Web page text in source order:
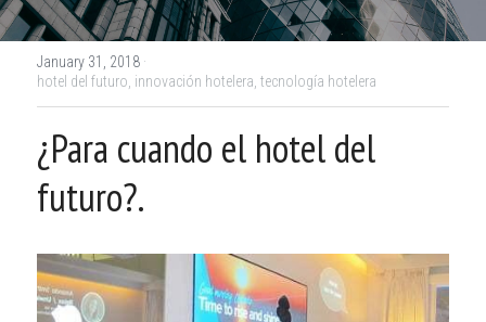
January 31, 2018 ·
hotel del futuro, innovación hotelera, tecnología hotelera
¿Para cuando el hotel del
futuro?.